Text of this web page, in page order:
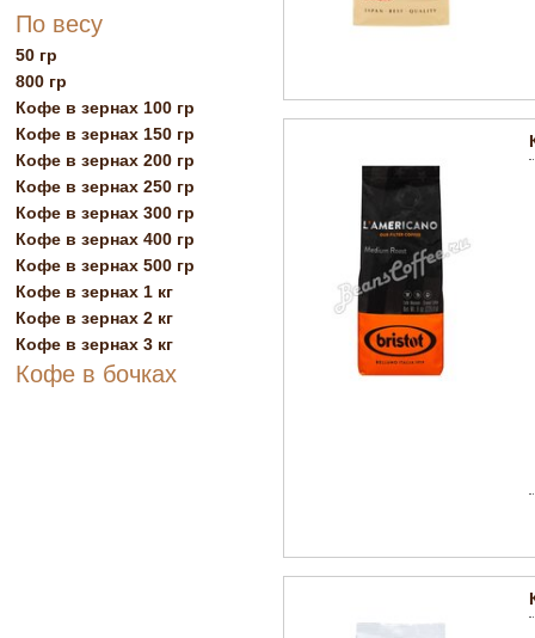
По весу
50 гр
800 гр
Кофе в зернах 100 гр
Кофе в зернах 150 гр
Кофе в зернах 200 гр
Кофе в зернах 250 гр
Кофе в зернах 300 гр
Кофе в зернах 400 гр
Кофе в зернах 500 гр
Кофе в зернах 1 кг
Кофе в зернах 2 кг
Кофе в зернах 3 кг
Кофе в бочках